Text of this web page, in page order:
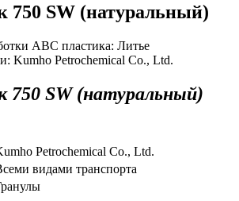
750 SW (натуральный)
ABC пластика: Литье
Kumho Petrochemical Co., Ltd.
SW (натуральный)
Petrochemical Co., Ltd.
видами транспорта